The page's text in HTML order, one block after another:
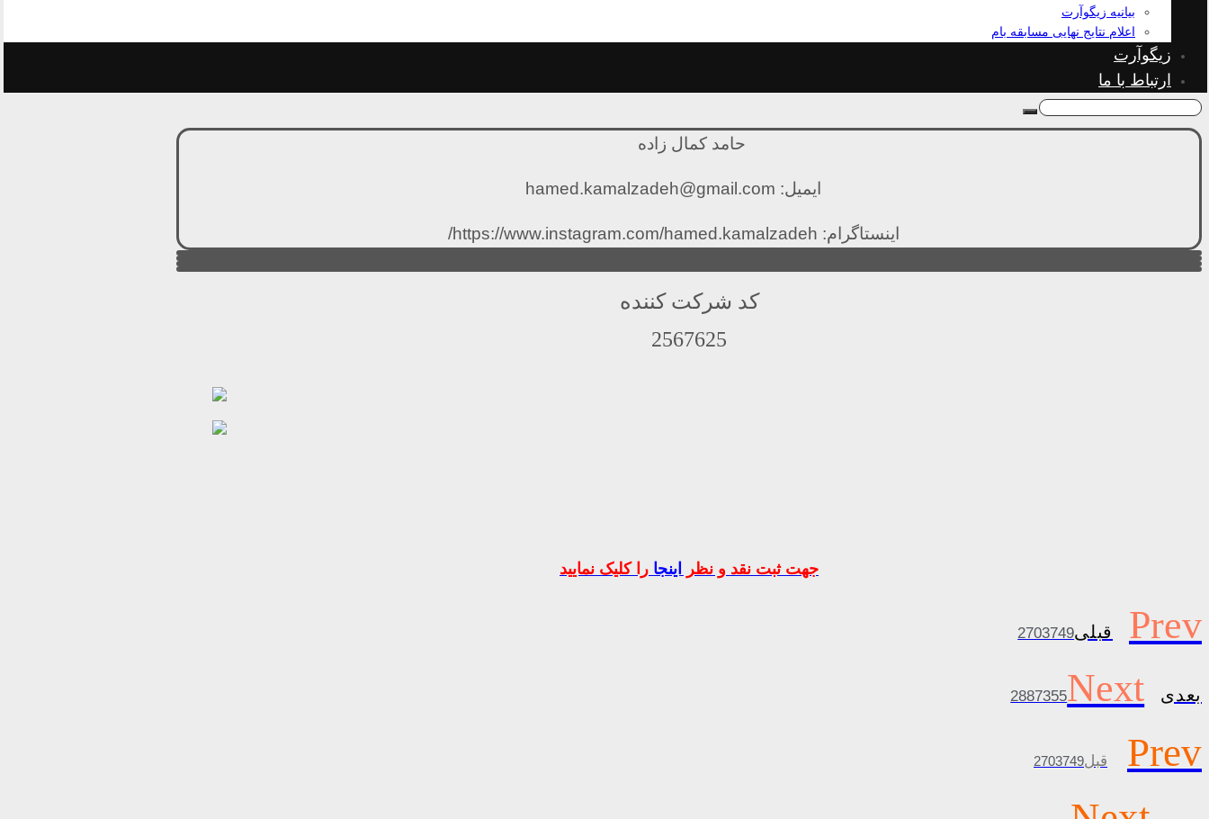
بیانیه زیگوآرت
اعلام نتایج نهایی مسابقه بام
زیگوآرت
ارتباط با ما
حامد کمال زاده
ایمیل: hamed.kamalzadeh@gmail.com
اینستاگرام: https://www.instagram.com/hamed.kamalzadeh/
کد شرکت کننده
2567625
جهت ثبت نقد و نظر اینجا را کلیک نمایید
Prev قبلی2703749
بعدی 2887355Next
Prev قبل2703749